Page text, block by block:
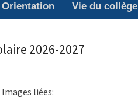
Orientation Vie du collège
2026-2027
liées: